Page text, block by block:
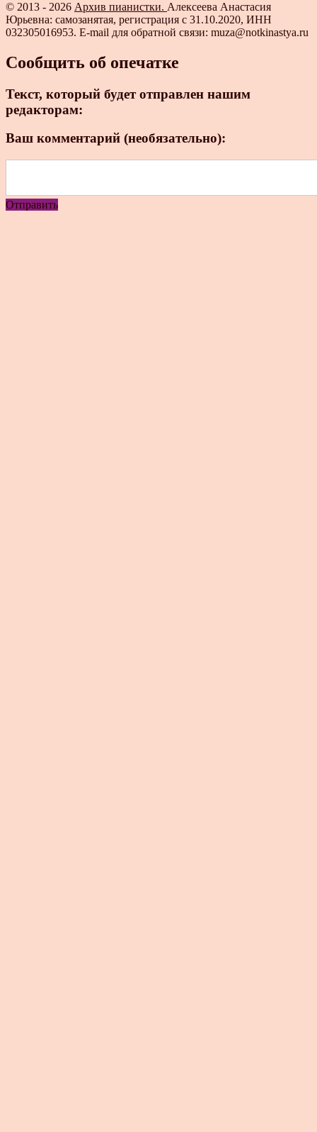
© 2013 - 2026 Архив пианистки. Алексеева Анастасия
Юрьевна: самозанятая, регистрация с 31.10.2020, ИНН
032305016953. E-mail для обратной связи: muza@notkinastya.ru
Сообщить об опечатке
Текст, который будет отправлен нашим
редакторам:
Ваш комментарий (необязательно):
Отправить